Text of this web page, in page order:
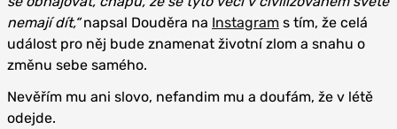
nemají dít,“napsal Douděra na Instagram s tím, že celá
událost pro něj bude znamenat životní zlom a snahu o
změnu sebe samého.
Nevěřím mu ani slovo, nefandim mu a doufám, že v létě
odejde.